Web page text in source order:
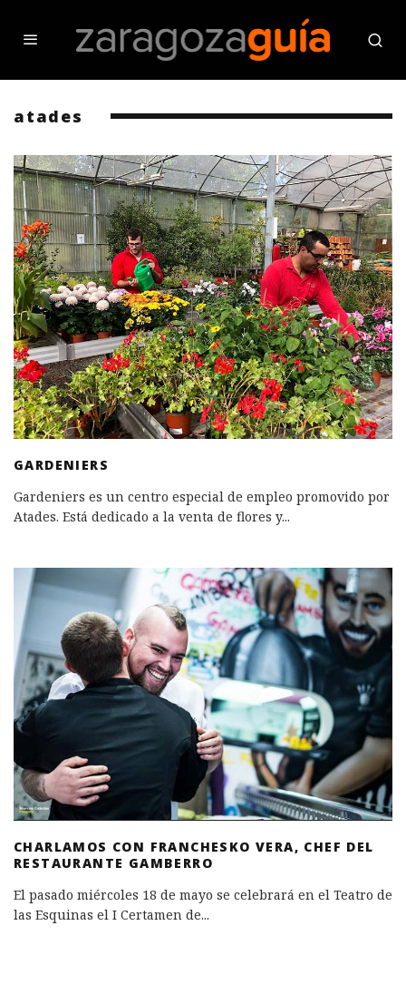
atades
GARDENIERS
Gardeniers es un centro especial de empleo promovido por
Atades. Está dedicado a la venta de flores y...
CHARLAMOS CON FRANCHESKO VERA, CHEF DEL
RESTAURANTE GAMBERRO
El pasado miércoles 18 de mayo se celebrará en el Teatro de
las Esquinas el I Certamen de...